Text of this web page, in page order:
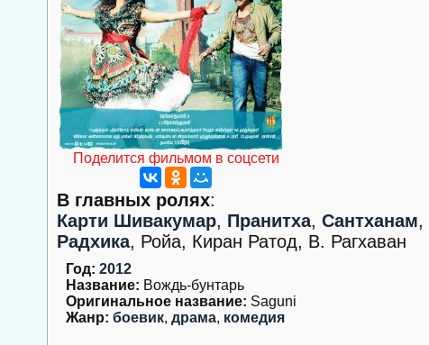
Поделится фильмом в соцсети
В главных ролях:
Карти Шивакумар, Пранитха, Сантханам,
Радхика, Ройа, Киран Ратод, В. Рагхаван
Год: 2012
Название: Вождь-бунтарь
Оригинальное название: Saguni
Жанр: боевик, драма, комедия